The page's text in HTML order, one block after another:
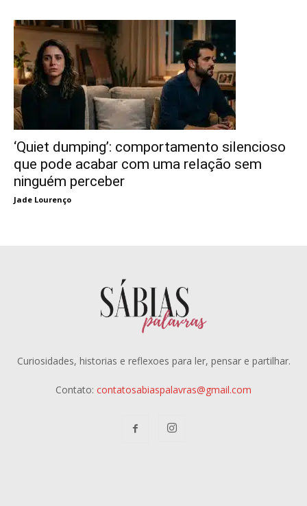
‘Quiet dumping’: comportamento silencioso
que pode acabar com uma relação sem
ninguém perceber
Jade Lourenço
Curiosidades, historias e reflexoes para ler, pensar e partilhar.
Contato: contatosabiaspalavras@gmail.com